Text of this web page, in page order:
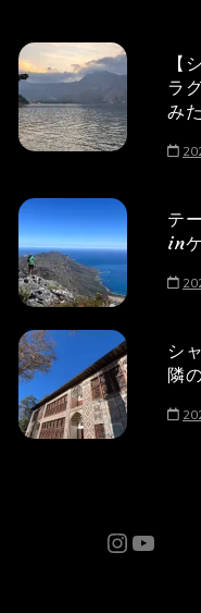
【
ラ
みた
テ
in
シ
隣